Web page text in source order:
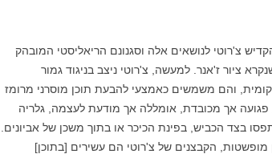
צ'רוטי לנושאים אלה וסגנונם הריאליסטי המובהק
ציור ז'אנר. למעשה, צ'רוטי ניצב בניגוד גמור
קומית, והם משמשים כאמצעי להבעת תוכן מוסרני מרומז
פגועה אך מכובדת, אומללה אך מודעת לעצמה, גלריה
בצד הכביש, בפינת הכיכר או בתוך משכן של אביונים.
מופשטות, הקבצנים של צ'רוטי הם עשירים [בתוכן]